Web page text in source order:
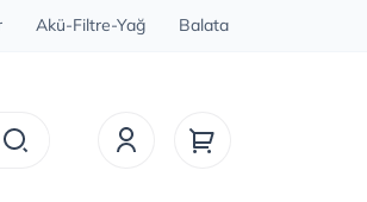
Akü-Filtre-Yağ Balata